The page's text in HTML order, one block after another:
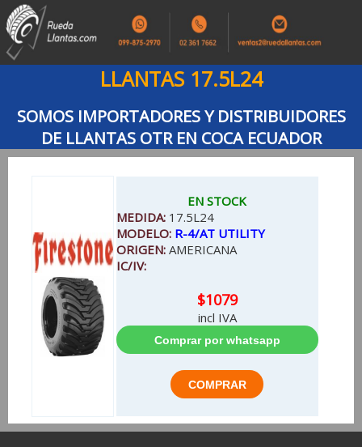
LLANTAS 17.5L24
SOMOS IMPORTADORES Y DISTRIBUIDORES
DE LLANTAS OTR EN COCA ECUADOR
EN STOCK
MEDIDA: 17.5L24
MODELO: R-4/AT UTILITY
ORIGEN: AMERICANA
IC/IV:
$1079
incl IVA